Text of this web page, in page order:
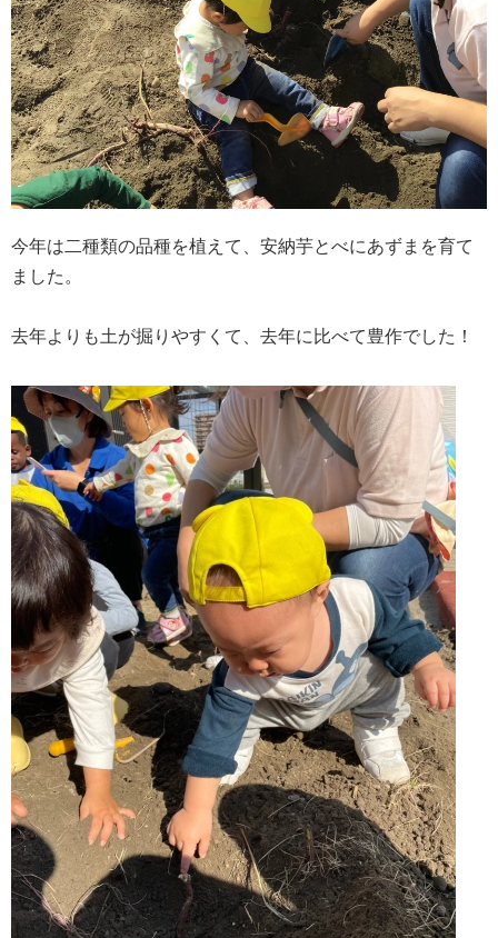
今年は二種類の品種を植えて、安納芋とべにあずまを育て
ました。
去年よりも土が掘りやすくて、去年に比べて豊作でした！